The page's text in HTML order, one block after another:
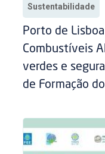
Sustentabilidade
Porto de
Combustíveis
verdes e
de Formação